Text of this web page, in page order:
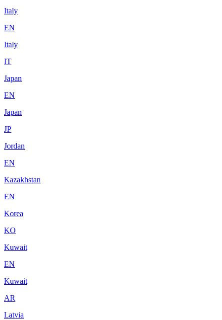
Italy
EN
Italy
IT
Japan
EN
Japan
JP
Jordan
EN
Kazakhstan
EN
Korea
KO
Kuwait
EN
Kuwait
AR
Latvia